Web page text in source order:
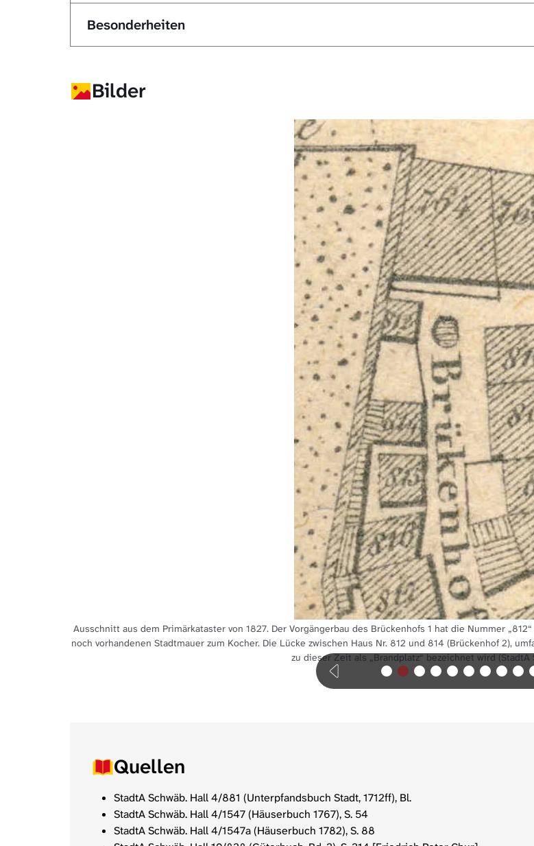
Besonderheiten
Bilder
Ausschnitt aus dem Primärkataster von 1827. Der Vorgängerbau des Brückenhofs 1 hat die Nummer
noch vorhandenen Stadtmauer zum Kocher. Die Lücke zwischen Haus Nr. 812 und 814 (Brückenhof 2),
zu dieser Zeit als „Brandplatz“ bezeichnet wird (StadtA
Quellen
StadtA Schwäb. Hall 4/881 (Unterpfandsbuch Stadt, 1712ff), Bl.
StadtA Schwäb. Hall 4/1547 (Häuserbuch 1767), S. 54
StadtA Schwäb. Hall 4/1547a (Häuserbuch 1782), S. 88